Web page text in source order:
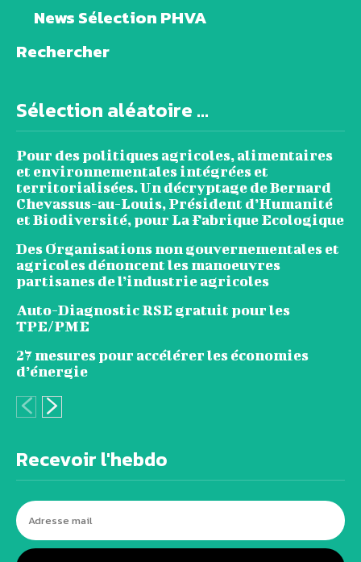
News Sélection PHVA
Rechercher
Sélection aléatoire ...
Pour des politiques agricoles, alimentaires
et environnementales intégrées et
territorialisées. Un décryptage de Bernard
Chevassus-au-Louis, Président d’Humanité
et Biodiversité, pour La Fabrique Ecologique
Des Organisations non gouvernementales et
agricoles dénoncent les manoeuvres
partisanes de l’industrie agricoles
Auto-Diagnostic RSE gratuit pour les
TPE/PME
27 mesures pour accélérer les économies
d’énergie
Recevoir l'hebdo